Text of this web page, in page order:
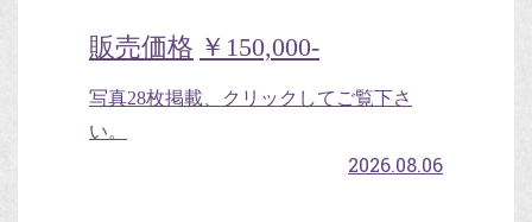
販売価格 ￥150,000-
写真28枚掲載、クリックしてご覧下さ
い。
2026.08.06